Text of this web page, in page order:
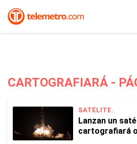
CARTOGRAFIARÁ -
SATÉLITE.
Lanzan un
cartografiará